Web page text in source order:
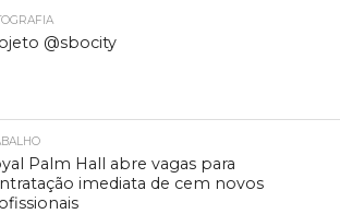
@sbocity
Palm Hall abre vagas para
imediata de cem novos